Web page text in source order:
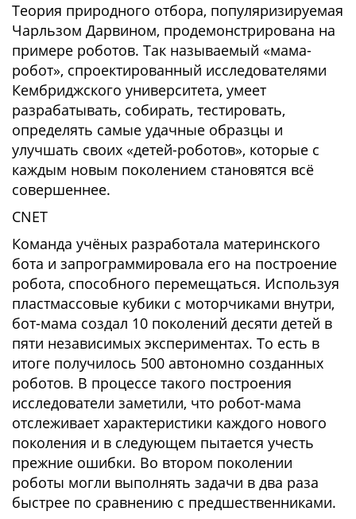
Теория природного отбора, популяризируемая
Чарльзом Дарвином, продемонстрирована на
примере роботов. Так называемый «мама-
робот», спроектированный исследователями
Кембриджского университета, умеет
разрабатывать, собирать, тестировать,
определять самые удачные образцы и
улучшать своих «детей-роботов», которые с
каждым новым поколением становятся всё
совершеннее.
CNET
Команда учёных разработала материнского
бота и запрограммировала его на построение
робота, способного перемещаться. Используя
пластмассовые кубики с моторчиками внутри,
бот-мама создал 10 поколений десяти детей в
пяти независимых экспериментах. То есть в
итоге получилось 500 автономно созданных
роботов. В процессе такого построения
исследователи заметили, что робот-мама
отслеживает характеристики каждого нового
поколения и в следующем пытается учесть
прежние ошибки. Во втором поколении
роботы могли выполнять задачи в два раза
быстрее по сравнению с предшественниками.